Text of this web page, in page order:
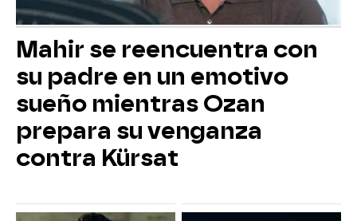
Mahir se reencuentra con
su padre en un emotivo
sueño mientras Ozan
prepara su venganza
contra Kürsat